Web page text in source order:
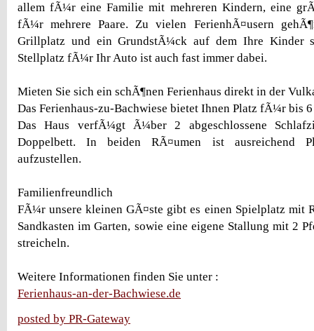
allem fÃ¼r eine Familie mit mehreren Kindern, eine
fÃ¼r mehrere Paare. Zu vielen FerienhÃ¤usern
Grillplatz und ein GrundstÃ¼ck auf dem Ihre Kinder
Stellplatz fÃ¼r Ihr Auto ist auch fast immer dabei.
Mieten Sie sich ein schÃ¶nen Ferienhaus direkt in der
Das Ferienhaus-zu-Bachwiese bietet Ihnen Platz fÃ¼r bis 6
Das Haus verfÃ¼gt Ã¼ber 2 abgeschlossene
Doppelbett. In beiden RÃ¤umen ist ausreichend
aufzustellen.
Familienfreundlich
FÃ¼r unsere kleinen GÃ¤ste gibt es einen Spielplatz mit
Sandkasten im Garten, sowie eine eigene Stallung mit 2
streicheln.
Weitere Informationen finden Sie unter :
Ferienhaus-an-der-Bachwiese.de
posted by PR-Gateway